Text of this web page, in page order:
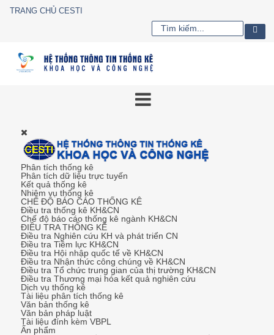
TRANG CHỦ CESTI
Phân tích thống kê
Phân tích dữ liệu trực tuyến
Kết quả thống kê
Nhiệm vụ thống kê
CHẾ ĐỘ BÁO CÁO THỐNG KÊ
Điều tra thống kê KH&CN
Chế độ báo cáo thống kê ngành KH&CN
ĐIỀU TRA THỐNG KÊ
Điều tra Nghiên cứu KH và phát triển CN
Điều tra Tiềm lực KH&CN
Điều tra Hội nhập quốc tế về KH&CN
Điều tra Nhận thức công chúng về KH&CN
Điều tra Tổ chức trung gian của thị trường KH&CN
Điều tra Thương mại hóa kết quả nghiên cứu
Dịch vụ thống kê
Tài liệu phân tích thống kê
Văn bản thống kê
Văn bản pháp luật
Tài liệu đính kèm VBPL
Ấn phẩm